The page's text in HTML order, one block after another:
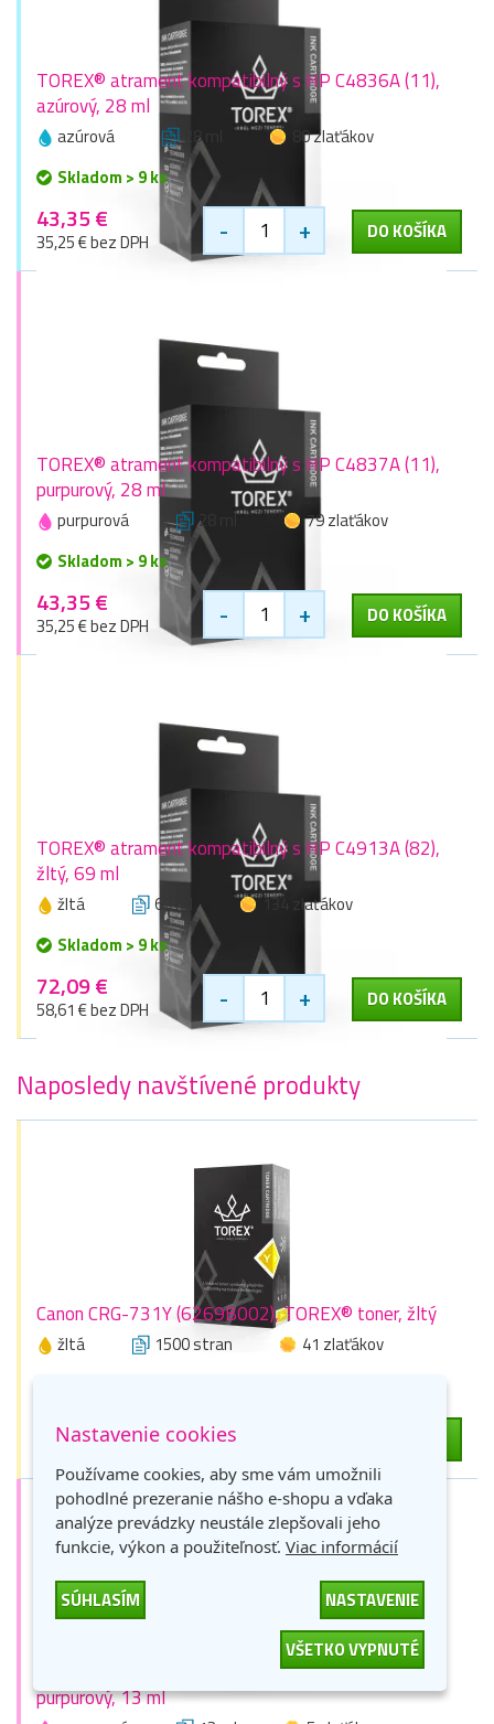
TOREX® atrament kompatibilný s HP C4836A (11),
azúrový, 28 ml
azúrová 28 ml
80 zlaťákov
Skladom > 9 ks
43,35 €
35,25 € bez DPH - + DO KOŠÍKA
TOREX® atrament kompatibilný s HP C4837A (11),
purpurový, 28 ml
purpurová 28 ml
79 zlaťákov
Skladom > 9 ks
43,35 €
35,25 € bez DPH - + DO KOŠÍKA
TOREX® atrament kompatibilný s HP C4913A (82),
žltý, 69 ml
žltá 69 ml
134 zlaťákov
Skladom > 9 ks
72,09 €
58,61 € bez DPH - + DO KOŠÍKA
Naposledy navštívené produkty
Canon CRG-731Y (6269B002), TOREX® toner, žltý
žltá 1500 stran
41 zlaťákov
46,88 €
38,11 € bez DPH -
Canon BCI-6M (4707A002), TOREX® atrament,
purpurový, 13 ml
Nastavenie cookies
Používame cookies, aby sme vám umožnili
pohodlné prezeranie nášho e-shopu a vďaka
analýze prevádzky neustále zlepšovali jeho
funkcie, výkon a použiteľnosť. Viac informácií
SÚHLASÍM
NASTAVENIE
VŠETKO VYPNUTÉ